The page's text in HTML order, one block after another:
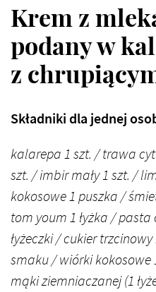
Krem z
podany w
z
Składniki dla jednej
kalarepa 1 szt. / trawa
szt. / imbir mały 1 szt. /
kokosowe 1 puszka /
tom youm 1 łyżka /
łyżeczki / cukier
smaku / wiórki kokosowe
mąki ziemniaczanej (1